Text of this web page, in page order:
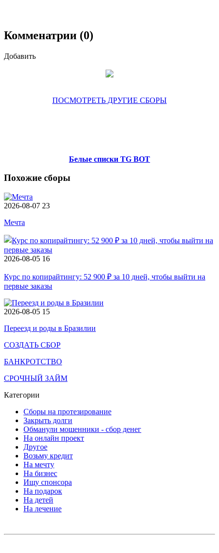
Комменатрии (0)
Добавить
ПОСМОТРЕТЬ ДРУГИЕ СБОРЫ
Белые списки TG BOT
Похожие сборы
2026-08-07 23
Мечта
2026-08-05 16
Курс по копирайтингу: 52 900 ₽ за 10 дней, чтобы выйти на
первые заказы
2026-08-05 15
Переезд и роды в Бразилии
СОЗДАТЬ СБОР
БАНКРОТСТВО
СРОЧНЫЙ ЗАЙМ
Категории
Сборы на протезирование
Закрыть долги
Обманули мошенники - сбор денег
На онлайн проект
Другое
Возьму кредит
На мечту
На бизнес
Ищу спонсора
На подарок
На детей
На лечение